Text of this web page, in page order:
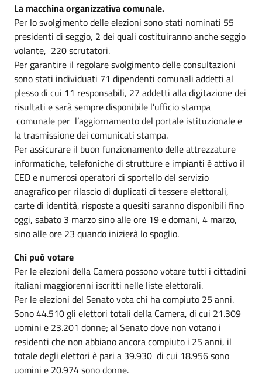
La macchina organizzativa comunale.
Per lo svolgimento delle elezioni sono stati nominati 55
presidenti di seggio, 2 dei quali costituiranno anche seggio
volante, 220 scrutatori.
Per garantire il regolare svolgimento delle consultazioni
sono stati individuati 71 dipendenti comunali addetti al
plesso di cui 11 responsabili, 27 addetti alla digitazione dei
risultati e sarà sempre disponibile l’ufficio stampa
comunale per l’aggiornamento del portale istituzionale e
la trasmissione dei comunicati stampa.
Per assicurare il buon funzionamento delle attrezzature
informatiche, telefoniche di strutture e impianti è attivo il
CED e numerosi operatori di sportello del servizio
anagrafico per rilascio di duplicati di tessere elettorali,
carte di identità, risposte a quesiti saranno disponibili fino
oggi, sabato 3 marzo sino alle ore 19 e domani, 4 marzo,
sino alle ore 23 quando inizierà lo spoglio.
Chi può votare
Per le elezioni della Camera possono votare tutti i cittadini
italiani maggiorenni iscritti nelle liste elettorali.
Per le elezioni del Senato vota chi ha compiuto 25 anni.
Sono 44.510 gli elettori totali della Camera, di cui 21.309
uomini e 23.201 donne; al Senato dove non votano i
residenti che non abbiano ancora compiuto i 25 anni, il
totale degli elettori è pari a 39.930 di cui 18.956 sono
uomini e 20.974 sono donne.